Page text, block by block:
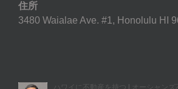
住所
3480 Waialae Ave. #1, Honolulu HI